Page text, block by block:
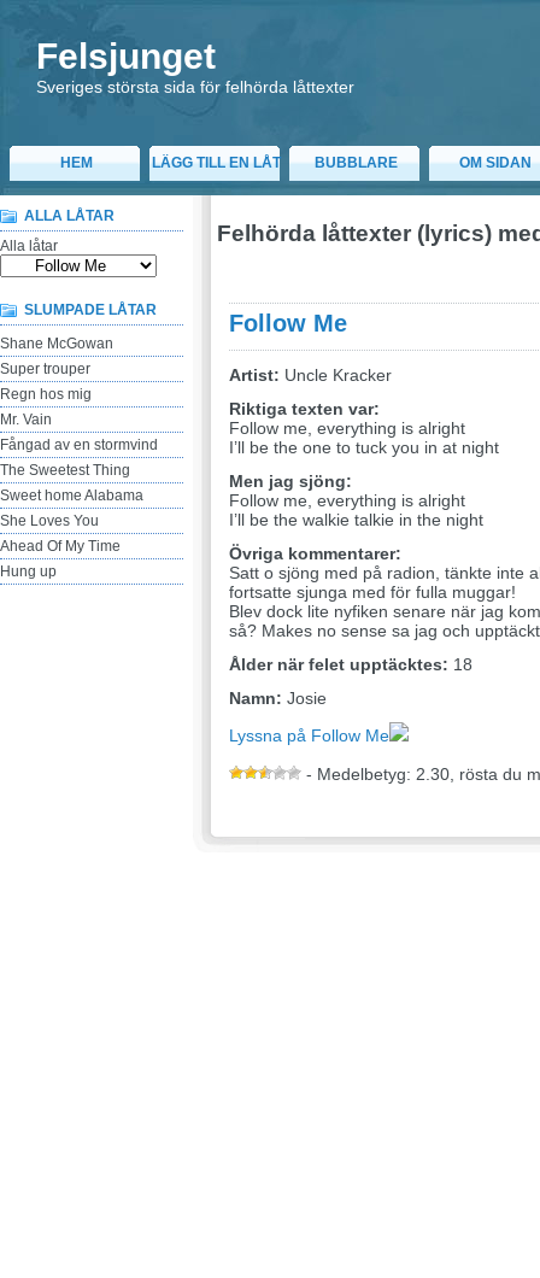
Felsjunget
Sveriges största sida för felhörda låttexter
HEM LÄGG TILL EN LÅT BUBBLARE OM SIDAN
ALLA LÅTAR
Alla låtar
SLUMPADE LÅTAR
Shane McGowan
Super trouper
Regn hos mig
Mr. Vain
Fångad av en stormvind
The Sweetest Thing
Sweet home Alabama
She Loves You
Ahead Of My Time
Hung up
Felhörda låttexter (lyrics)
Follow Me
Artist: Uncle Kracker
Riktiga texten var:
Follow me, everything is alright
I’ll be the one to tuck you in at night
Men jag sjöng:
Follow me, everything is alright
I’ll be the walkie talkie in the night
Övriga kommentarer:
Satt o sjöng med på radion, tänkte inte
fortsatte sjunga med för fulla muggar!
Blev dock lite nyfiken senare när jag
så? Makes no sense sa jag och
Ålder när felet upptäcktes: 18
Namn: Josie
Lyssna på Follow Me
- Medelbetyg: 2.30, rösta du